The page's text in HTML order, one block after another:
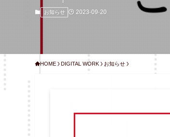
お知らせ 2023-09-20
HOME DIGITAL WORK お知らせ